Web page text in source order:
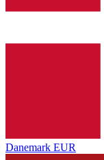
Danemark EUR